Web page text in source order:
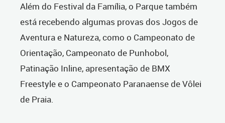
Além do Festival da Família, o Parque também
está recebendo algumas provas dos Jogos de
Aventura e Natureza, como o Campeonato de
Orientação, Campeonato de Punhobol,
Patinação Inline, apresentação de BMX
Freestyle e o Campeonato Paranaense de Vôlei
de Praia.